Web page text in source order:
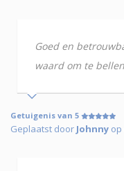
Goed en
waard om te
Getuigenis van 5
Geplaatst door Johnny op